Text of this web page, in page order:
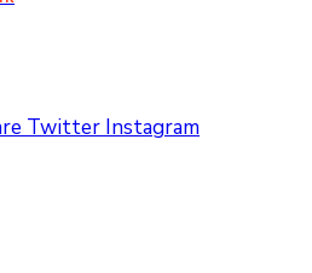
Twitter Instagram